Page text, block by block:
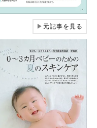
▶元記事を見る